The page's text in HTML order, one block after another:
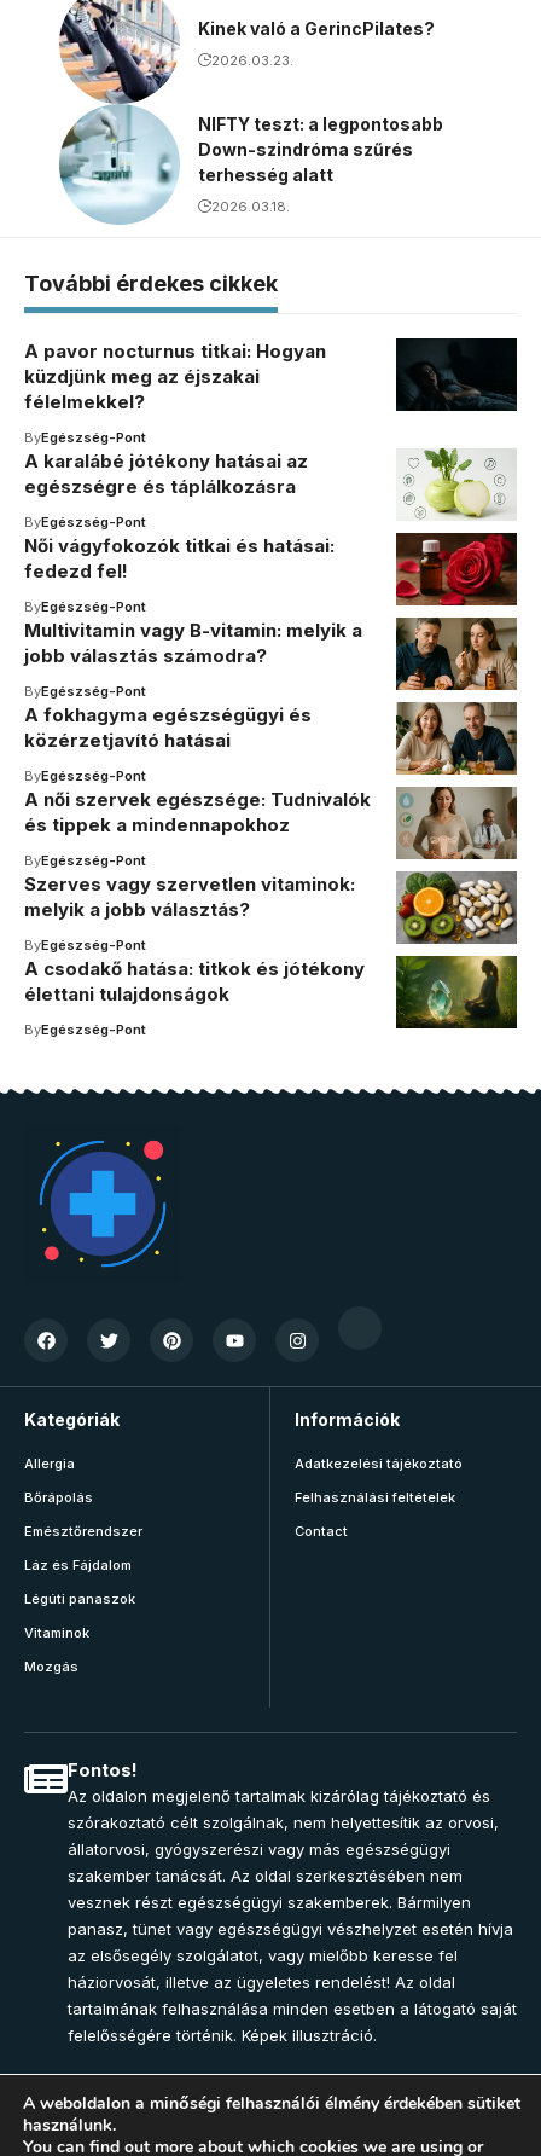
Kinek való a GerincPilates?
2026.03.23.
NIFTY teszt: a legpontosabb
Down-szindróma szűrés
terhesség alatt
2026.03.18.
További érdekes cikkek
A pavor nocturnus titkai: Hogyan
küzdjünk meg az éjszakai
félelmekkel?
ByEgészség-Pont
A karalábé jótékony hatásai az
egészségre és táplálkozásra
ByEgészség-Pont
Női vágyfokozók titkai és hatásai:
fedezd fel!
ByEgészség-Pont
Multivitamin vagy B-vitamin: melyik a
jobb választás számodra?
ByEgészség-Pont
A fokhagyma egészségügyi és
közérzetjavító hatásai
ByEgészség-Pont
A női szervek egészsége: Tudnivalók
és tippek a mindennapokhoz
ByEgészség-Pont
Szerves vagy szervetlen vitaminok:
melyik a jobb választás?
ByEgészség-Pont
A csodakő hatása: titkok és jótékony
élettani tulajdonságok
ByEgészség-Pont
Kategóriák
Allergia
Bőrápolás
Emésztőrendszer
Láz és Fájdalom
Légúti panaszok
Vitaminok
Mozgás
Információk
Adatkezelési tájékoztató
Felhasználási feltételek
Contact
Fontos!
Az oldalon megjelenő tartalmak kizárólag tájékoztató és
szórakoztató célt szolgálnak, nem helyettesítik az orvosi,
állatorvosi, gyógyszerészi vagy más egészségügyi
szakember tanácsát. Az oldal szerkesztésében nem
vesznek részt egészségügyi szakemberek. Bármilyen
panasz, tünet vagy egészségügyi vészhelyzet esetén hívja
az elsősegély szolgálatot, vagy mielőbb keresse fel
háziorvosát, illetve az ügyeletes rendelést! Az oldal
tartalmának felhasználása minden esetben a látogató saját
felelősségére történik. Képek illusztráció.
Join Community
A weboldalon a minőségi felhasználói élmény érdekében sütiket
használunk.
You can find out more about which cookies we are using or